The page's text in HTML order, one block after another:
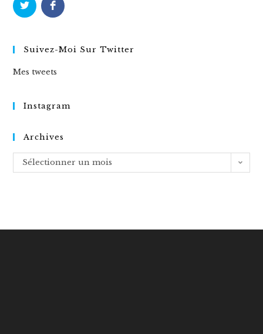
Suivez-Moi Sur Twitter
Mes tweets
Instagram
Archives
Archives
Sélectionner un mois